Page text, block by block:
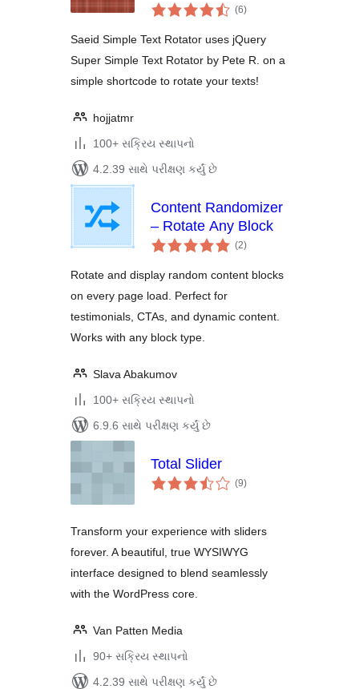
(6કુલ
રેટિંગ્સ
)
Saeid Simple Text Rotator uses jQuery
Super Simple Text Rotator by Pete R. on a
simple shortcode to rotate your texts!
hojjatmr
100+ સક્રિય સ્થાપનો
4.2.39 સાથે પરીક્ષણ કર્યું છે
Content Randomizer
– Rotate Any Block
(2કુલ
રેટિંગ્સ
)
Rotate and display random content blocks
on every page load. Perfect for
testimonials, CTAs, and dynamic content.
Works with any block type.
Slava Abakumov
100+ સક્રિય સ્થાપનો
6.9.6 સાથે પરીક્ષણ કર્યું છે
Total Slider
(9કુલ
રેટિંગ્સ
)
Transform your experience with sliders
forever. A beautiful, true WYSIWYG
interface designed to blend seamlessly
with the WordPress core.
Van Patten Media
90+ સક્રિય સ્થાપનો
4.2.39 સાથે પરીક્ષણ કર્યું છે